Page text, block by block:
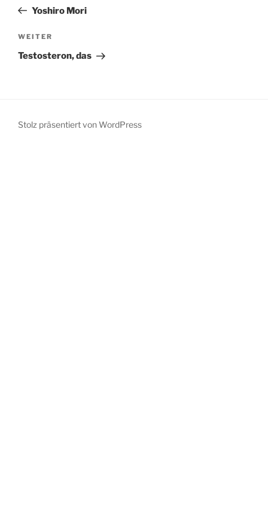
Beitrag
Yoshiro Mori
Nächster
Beitrag
WEITER
Testosteron, das
Stolz präsentiert von WordPress